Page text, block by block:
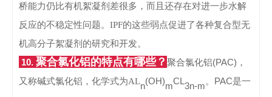
桥能力仍比有机絮凝剂差很多，而且还存在对进一步水解
反应的不稳定性问题。IPF的这些弱点促进了各种复合型无
机高分子絮凝剂的研究和开发。
10. 聚合氯化铝的特点有哪些？ 聚合氯化铝(PAC) ，
又称碱式氯化铝，化学式为AL
n
(OH)
m
CL
3n-m
。 PAC是一